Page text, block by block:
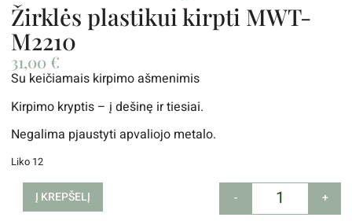
Žirklės plastikui kirpti MWT-
M2210
31,00 €
Su keičiamais kirpimo ašmenimis
Kirpimo kryptis – į dešinę ir tiesiai.
Negalima pjaustyti apvaliojo metalo.
Liko 12
- +
Į KREPŠELĮ